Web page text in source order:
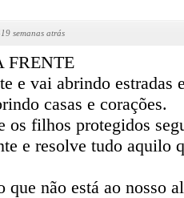
semanas atrás
FRENTE
e vai abrindo estradas
casas e corações.
filhos protegidos
e resolve tudo aquilo
não está ao nosso